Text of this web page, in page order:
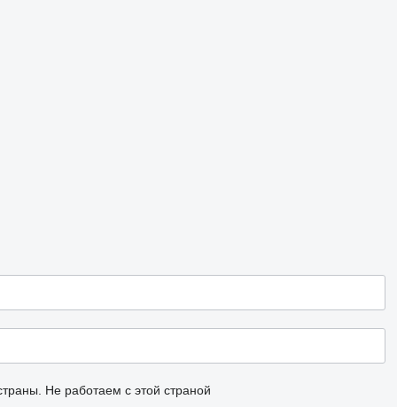
Не работаем с этой страной